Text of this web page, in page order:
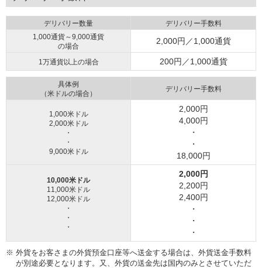
デリバリー数量
デリバリー手数料
1,000通貨～9,000通貨
の場合
2,000円／1,000通貨
1万通貨以上の場合 200円／1,000通貨
具体例
（米ドルの場合）
デリバリー手数料
1,000米ドル
2,000米ドル
・
・
9,000米ドル
2,000円
4,000円
・
・
18,000円
10,000米ドル
11,000米ドル
12,000米ドル
・
・
・
2,000円
2,200円
2,400円
・
・
・
※ 外貨をお客さまの外貨預金口座等へ送金する場合は、外貨送金手数料
が別途必要となります。又、外貨の送金先は国内のみとさせていただ